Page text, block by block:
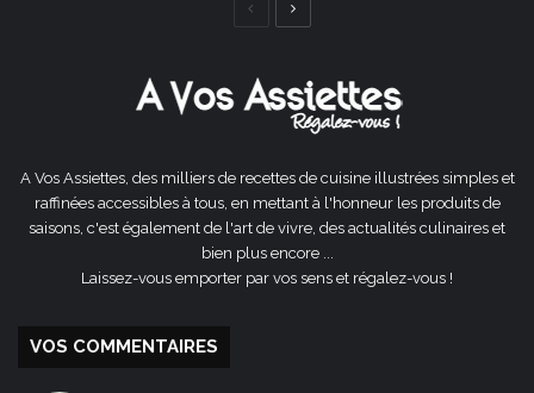
Page
A Vos Assiettes, des milliers de recettes de cuisine illustrées simples et
raffinées accessibles à tous, en mettant à l'honneur les produits de
saisons, c'est également de l'art de vivre, des actualités culinaires et
bien plus encore ...
Laissez-vous emporter par vos sens et régalez-vous !
VOS COMMENTAIRES